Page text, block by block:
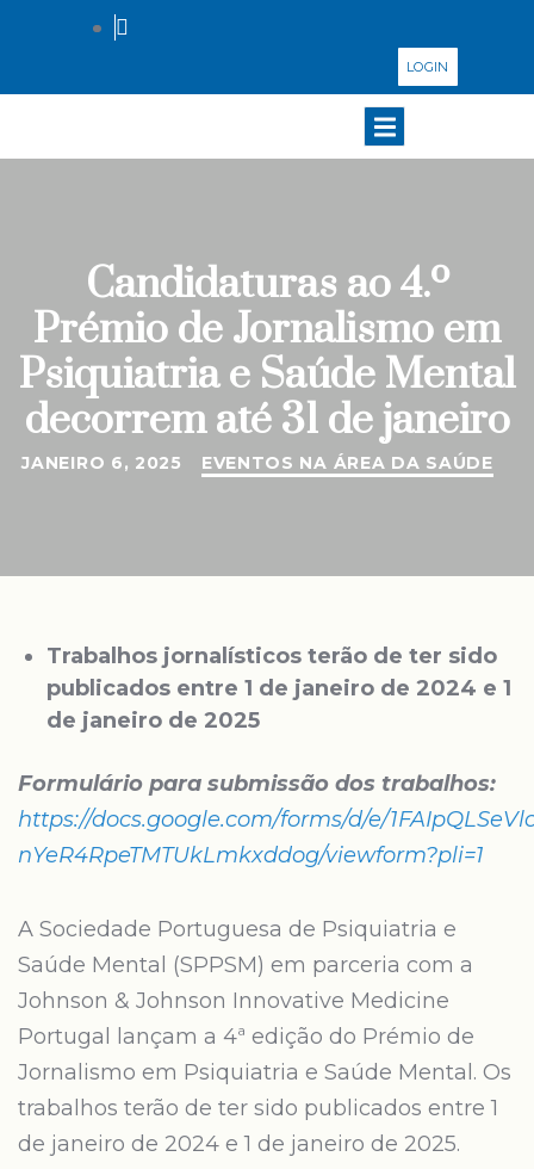
LOGIN
Candidaturas ao 4.º
Prémio de Jornalismo em
Psiquiatria e Saúde Mental
decorrem até 31 de janeiro
JANEIRO 6, 2025 EVENTOS NA ÁREA DA SAÚDE
Trabalhos jornalísticos terão de ter sido
publicados entre 1 de janeiro de 2024 e 1
de janeiro de 2025
Formulário para submissão dos trabalhos:
https://docs.google.com/forms/d/e/
nYeR4RpeTMTUkLmkxddog/viewform?pli=1
A Sociedade Portuguesa de Psiquiatria e
Saúde Mental (SPPSM) em parceria com a
Johnson & Johnson Innovative Medicine
Portugal lançam a 4ª edição do Prémio de
Jornalismo em Psiquiatria e Saúde Mental. Os
trabalhos terão de ter sido publicados entre 1
de janeiro de 2024 e 1 de janeiro de 2025.